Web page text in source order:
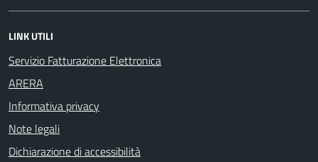
LINK UTILI
Servizio Fatturazione Elettronica
ARERA
Informativa privacy
Note legali
Dichiarazione di accessibilità